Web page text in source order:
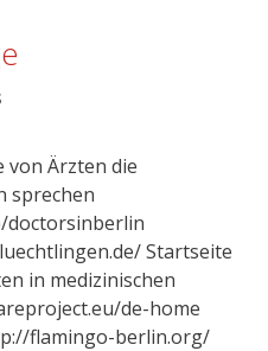
von Ärzten die
sprechen
doctorsinberlin
Startseite
in medizinischen
de-home
flamingo-berlin.org/